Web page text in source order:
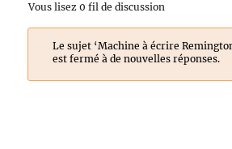
Vous lisez 0 fil de discussion
Le sujet ‘Machine à écrire
est fermé à de nouvelles réponses.